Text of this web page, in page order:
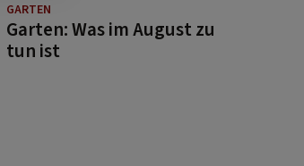
GARTEN
Garten: Was im August zu
tun ist